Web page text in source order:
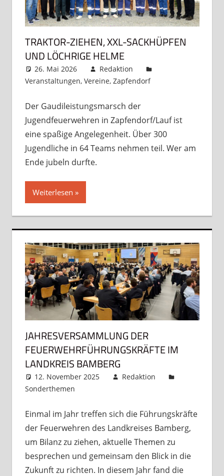
TRAKTOR-ZIEHEN, XXL-SACKHÜPFEN
UND LÖCHRIGE HELME
26. Mai 2026
Redaktion
Veranstaltungen, Vereine, Zapfendorf
Der Gaudileistungsmarsch der
Jugendfeuerwehren in Zapfendorf/Lauf ist
eine spaßige Angelegenheit. Über 300
Jugendliche in 64 Teams nehmen teil. Wer am
Ende jubeln durfte.
Weiterlesen
JAHRESVERSAMMLUNG DER
FEUERWEHRFÜHRUNGSKRÄFTE IM
LANDKREIS BAMBERG
12. November 2025
Redaktion
Sonderthemen
Einmal im Jahr treffen sich die Führungskräfte
der Feuerwehren des Landkreises Bamberg,
um Bilanz zu ziehen, aktuelle Themen zu
besprechen und gemeinsam den Blick in die
Zukunft zu richten. In diesem Jahr fand die